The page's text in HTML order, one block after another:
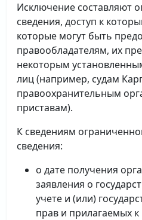
Исключение составляют
сведения, доступ к
которые могут быть
правообладателям, их
некоторым
лиц (например, судам
правоохранительным
приставам).
К сведениям
сведения:
о дате получения
заявления о
учете и (или)
прав и прилагаемых